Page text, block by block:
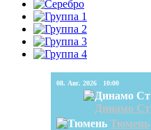
08. Авг. 2026 10:00
Динамо Ст
Тюмень